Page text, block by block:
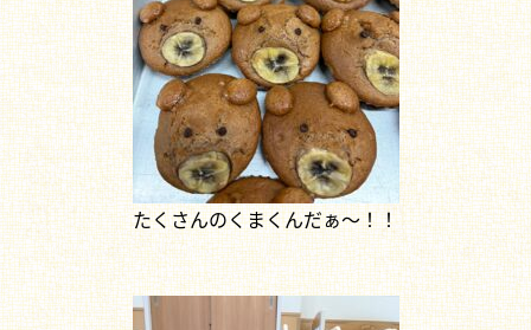
たくさんのくまくんだぁ～！！